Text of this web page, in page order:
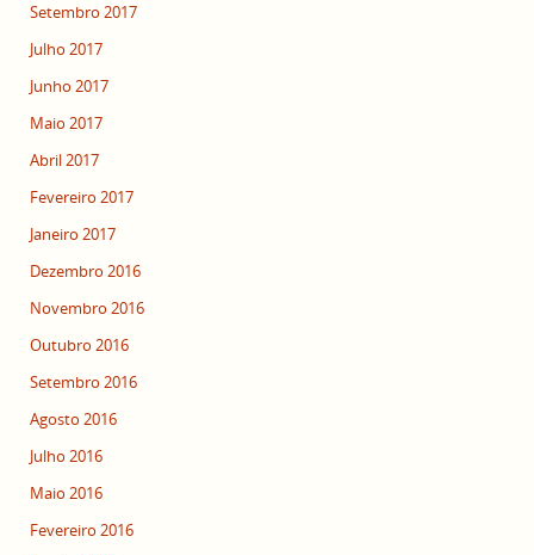
Setembro 2017
Julho 2017
Junho 2017
Maio 2017
Abril 2017
Fevereiro 2017
Janeiro 2017
Dezembro 2016
Novembro 2016
Outubro 2016
Setembro 2016
Agosto 2016
Julho 2016
Maio 2016
Fevereiro 2016